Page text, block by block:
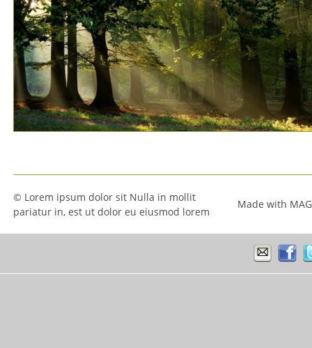
© Lorem ipsum dolor sit Nulla in mollit
pariatur in, est ut dolor eu eiusmod lorem
Made with